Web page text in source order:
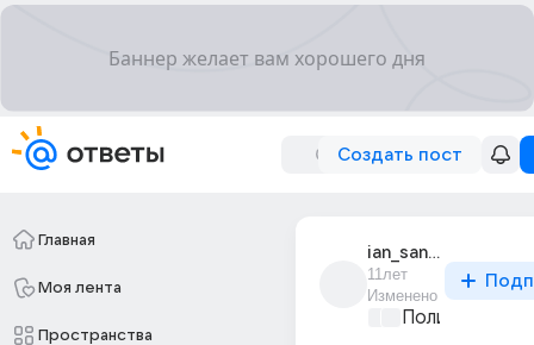
Создать пост
Главная
Моя лента
Пространства
ian_sandoz10zr
11лет
Изменено